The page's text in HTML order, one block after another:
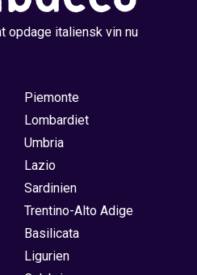
opdage italiensk vin nu
Piemonte
Lombardiet
Umbria
Lazio
Sardinien
Trentino-Alto Adige
Basilicata
Ligurien